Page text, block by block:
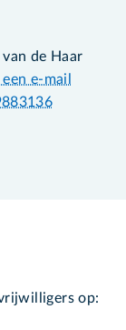
de Haar
e-mail
op: